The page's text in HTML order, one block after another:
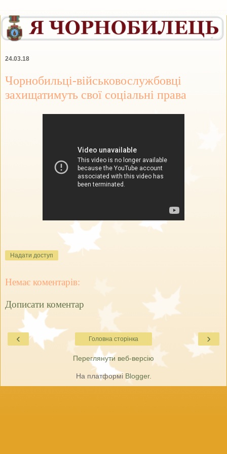
24.03.18
Чорнобильці-військовослужбовці
захищатимуть свої соціальні права
Надати доступ
Немає коментарів:
Дописати коментар
‹ ›
Головна сторінка
Переглянути веб-версію
На платформі Blogger.